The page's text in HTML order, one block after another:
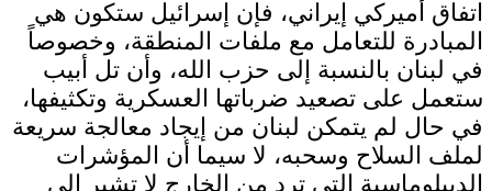
اتفاق أميركي إيراني، فإن إسرائيل ستكون هي
المبادرة للتعامل مع ملفات المنطقة، وخصوصاً
في لبنان بالنسبة إلى حزب الله، وأن تل أبيب
ستعمل على تصعيد ضرباتها العسكرية وتكثيفها،
في حال لم يتمكن لبنان من إيجاد معالجة سريعة
لملف السلاح وسحبه، لا سيما أن المؤشرات
الديبلوماسية التي ترد من الخارج لا تشير إلى